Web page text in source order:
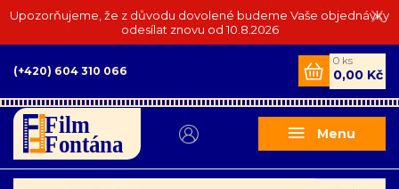
Upozorňujeme, že z důvodu dovolené budeme Vaše objednávky
odesílat znovu od 10.8.2026
Menu
(+420) 604 310 066
0 ks
0,00 Kč